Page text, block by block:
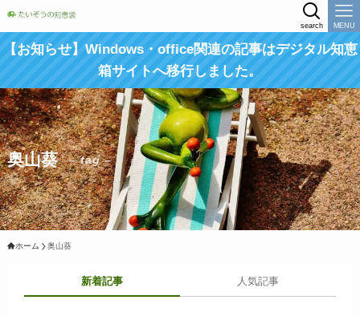
search MENU
【お知らせ】Windows・office関連の記事はデジタル知恵
箱サイトへ移行しました。
奥山葵 – tag –
ホーム 奥山葵
新着記事 人気記事